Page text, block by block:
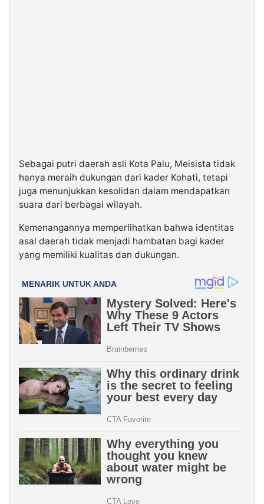
Sebagai putri daerah asli Kota Palu, Meisista tidak
hanya meraih dukungan dari kader Kohati, tetapi
juga menunjukkan kesolidan dalam mendapatkan
suara dari berbagai wilayah.
Kemenangannya memperlihatkan bahwa identitas
asal daerah tidak menjadi hambatan bagi kader
yang memiliki kualitas dan dukungan.